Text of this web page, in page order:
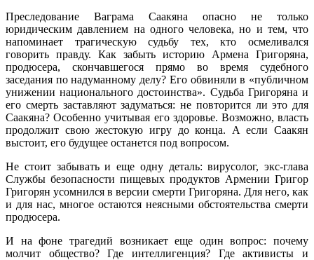
Преследование Ваграма Саакяна опасно не только
юридическим давлением на одного человека, но и тем, что
напоминает трагическую судьбу тех, кто осмеливался
говорить правду. Как забыть историю Армена Григоряна,
продюсера, скончавшегося прямо во время судебного
заседания по надуманному делу? Его обвиняли в «публичном
унижении национального достоинства». Судьба Григоряна и
его смерть заставляют задуматься: не повторится ли это для
Саакяна? Особенно учитывая его здоровье. Возможно, власть
продолжит свою жестокую игру до конца. А если Саакян
выстоит, его будущее останется под вопросом.
Не стоит забывать и еще одну деталь: вирусолог, экс-глава
Службы безопасности пищевых продуктов Армении Григор
Григорян усомнился в версии смерти Григоряна. Для него, как
и для нас, многое остаются неясными обстоятельства смерти
продюсера.
И на фоне трагедий возникает еще один вопрос: почему
молчит общество? Где интеллигенция? Где активисты и